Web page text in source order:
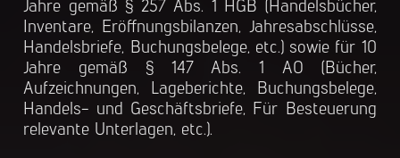
Jahre gemäß § 257 Abs. 1 HGB (Handelsbücher,
Inventare, Eröffnungsbilanzen, Jahresabschlüsse,
Handelsbriefe, Buchungsbelege, etc.) sowie für 10
Jahre gemäß § 147 Abs. 1 AO (Bücher,
Aufzeichnungen, Lageberichte, Buchungsbelege,
Handels- und Geschäftsbriefe, Für Besteuerung
relevante Unterlagen, etc.).